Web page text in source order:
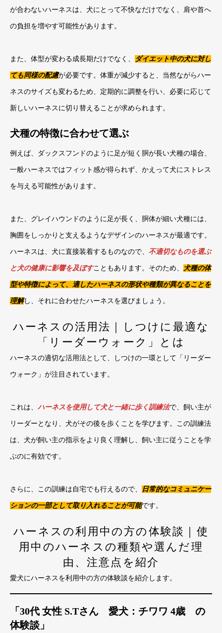
が合わないハーネスは、犬にとって不快なだけでなく、肩や首へ
の負担を増やす可能性があります。
また、体型が変わる成長期だけでなく、 ダイエット中の犬に対し
ても同様の配慮が必要です。体重が減少すると、当然ながらハー
ネスのサイズも変わるため、定期的に調整を行い、必要に応じて
新しいハーネスに切り替えることが求められます。
犬種の特徴に合わせて選ぶ
例えば、ダックスフンドのように足が短く胴が長い犬種の場合、
一般ハーネスではフィット感が得られず、かえって犬にストレス
を与える可能性があります。
また、グレイハウンドのように足が長く、胴体が細い犬種には、
胸囲をしっかりと支えるようなデザインのハーネスが最適です。
ハーネスは、犬に直接装着するものなので、 不適切なものを選ぶ
と犬の健康に影響を及ぼすこともあります。そのため、 犬種の体
型や特徴によって、適したハーネスの形状や種類が異なることを
理解し、それに合わせたハーネスを選びましょう。
ハーネスの活用法｜しつけに最適な
「リーダーウォーク」とは
ハーネスの適切な活用法として、しつけの一環として「リーダー
ウォーク」が注目されています。
これは、 ハーネスを使用して犬と一緒に歩く訓練法で、飼い主が
リーダーとなり、犬がその後を歩くことを学びます。この訓練法
は、犬が飼い主の指示をより良く理解し、飼い主に従うことを学
ぶのに有効です。
さらに、この訓練は自宅でも行えるので、 日常的なコミュニケー
ションの一部として取り入れることが可能です。
ハーネスの利用中の方の体験談｜使
用中のハーネスの種類や選んだ理
由、注意点を紹介
愛犬にハーネスを利用中の方の体験談を紹介します。
「30代 女性 S.Tさん 愛犬：チワワ 4歳 の
体験談」